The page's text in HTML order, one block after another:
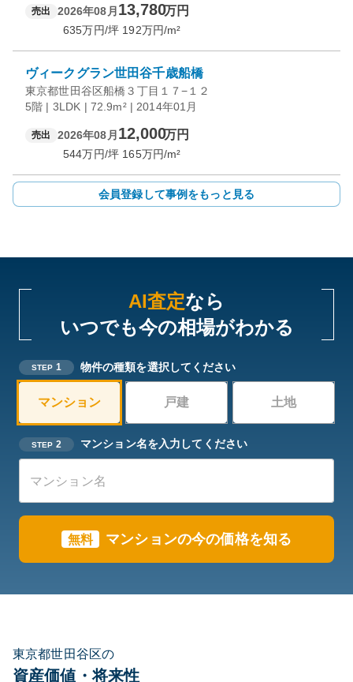
売出 2026年08月 13,780万円
635万円/坪 192万円/m²
ヴィークグラン世田谷千歳船橋
東京都世田谷区船橋３丁目１７−１２
5階 | 3LDK | 72.9m² | 2014年01月
売出 2026年08月 12,000万円
544万円/坪 165万円/m²
会員登録して事例をもっと見る
AI査定なら
いつでも今の相場がわかる
STEP 1 物件の種類を選択してください
マンション 戸建 土地
STEP 2 マンション名を入力してください
無料 マンションの今の価格を知る
東京都世田谷区の
資産価値・将来性